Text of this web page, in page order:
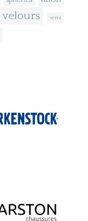
velours verni